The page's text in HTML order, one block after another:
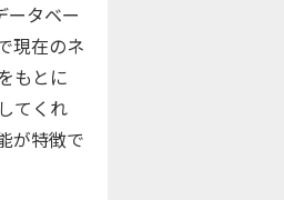
ータベー
現在のネ
もとに
てくれ
が特徴で